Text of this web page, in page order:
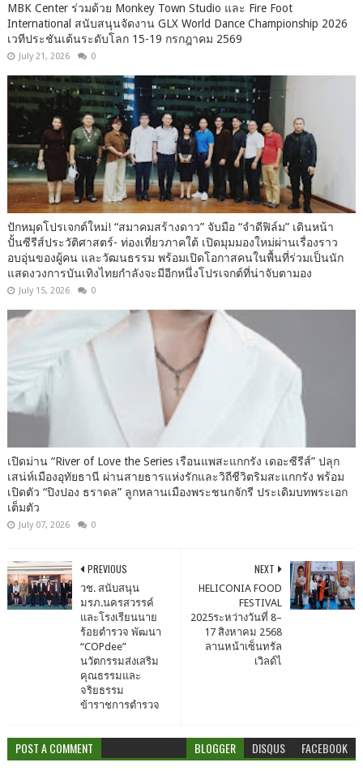
MBK Center ร่วมด้วย Monkey Town Studio และ Fire Foot
International สนับสนุนจัดงาน GLX World Dance Championship 2026
เวทีประชันเต้นระดับโลก 15-19 กรกฎาคม 2569
July 21, 2026 0
ปักหมุดโปรเจกต์ใหม่! “สมาคมสร้างดาว” จับมือ “จำดีฟิล์ม” เดินหน้า
ปั้นซีรีส์ประวัติศาสตร์- ท่องเที่ยวภาคใต้ เปิดมุมมองใหม่ผ่านเรื่องราว
อบอุ่นของผู้คน และวัฒนธรรม พร้อมเปิดโอกาสคนในพื้นที่ร่วมเป็นนัก
แสดงวงการบันเทิงไทยกำลังจะมีอีกหนึ่งโปรเจกต์ที่น่าจับตามอง
July 15, 2026 0
เปิดม่าน “River of Love the Series เรือนแพสะแกกรัง เดอะซีรีส์” ปลุก
เสน่ห์เมืองอุทัยธานี ผ่านสายธารแห่งรักและวิถีชีวิตริมสะแกกรัง พร้อม
เปิดตัว “ปิงปอง ธราดล” ลูกหลานเมืองพระชนกจักรี ประเดิมบทพระเอก
เต็มตัว
July 07, 2026 0
NEXT
HELICONIA FOOD
FESTIVAL
2025ระหว่างวันที่ 8–
17 สิงหาคม 2568
ลานหน้าเซ็นทรัล
เวิลด์ไ
PREVIOUS
วช. สนับสนุน
มรภ.นครสวรรค์
และโรงเรียนนาย
ร้อยตำรวจ พัฒนา
“COPdee”
นวัตกรรมส่งเสริม
คุณธรรมและ
จริยธรรม
ข้าราชการตำรวจ
POST A COMMENT BLOGGER DISQUS FACEBOOK